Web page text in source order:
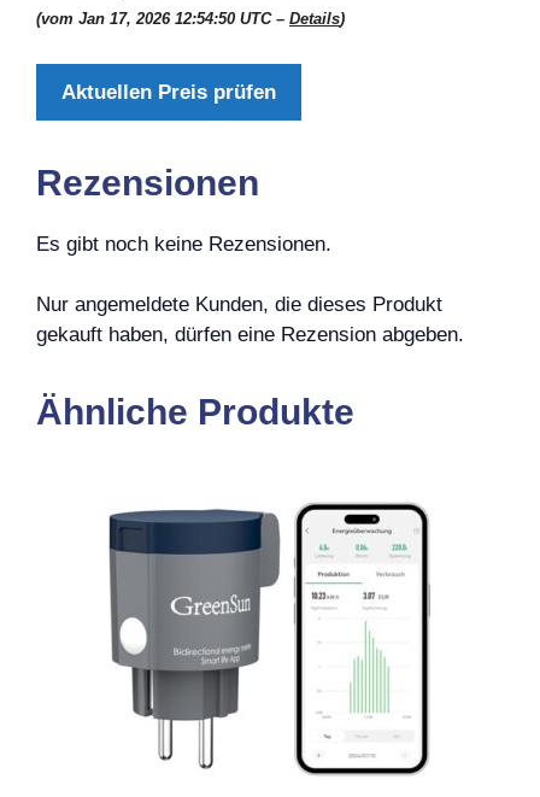
(vom Jan 17, 2026 12:54:50 UTC – Details)
Aktuellen Preis prüfen
Rezensionen
Es gibt noch keine Rezensionen.
Nur angemeldete Kunden, die dieses Produkt
gekauft haben, dürfen eine Rezension abgeben.
Ähnliche Produkte